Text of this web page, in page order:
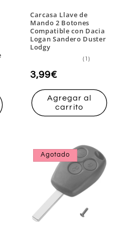
Carcasa Llave de
Mando 2 Botones
Compatible con Dacia
Logan Sandero Duster
Lodgy
(1)1
Precio
habitual
3,99€
Agregar al
carrito
Agotado